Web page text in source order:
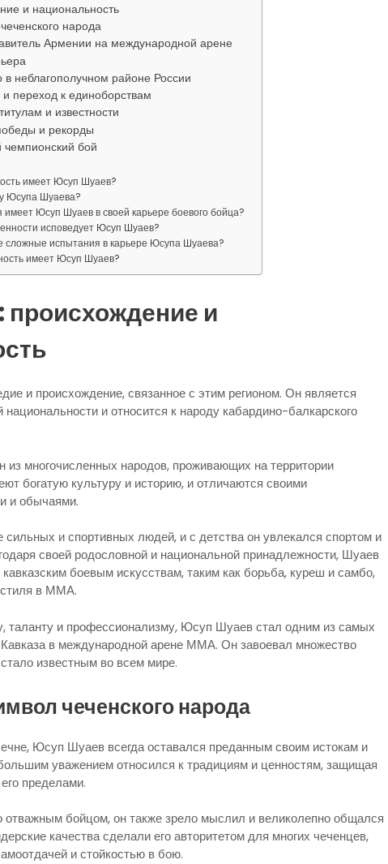
и национальность
народа
Армении на международной арене
неблагополучном районе России
переход к единоборствам
и известности
и рекорды
бой
имеет Юсуп Шуаев?
Юсупа Шуаева?
имеет Юсуп Шуаев в своей карьере боевого бойца?
исповедует Юсуп Шуаев?
сложные испытания в карьере Юсупа Шуаева?
имеет Юсуп Шуаев?
и
и происхождение, связанное с этим регионом. Он является
национальности и относится к народу кабардино-балкарского
многочисленных народов, проживающих на территории
богатую культуру и историю, и отличаются своими
и обычаями.
и спортивных людей, и с детства он увлекался спортом и
своей родословной и национальной принадлежности, Шуаев
боевым искусствам, таким как борьба, куреш и самбо,
стиля в ММА.
таланту и профессионализму, Юсуп Шуаев стал одним из самых
в международной арене ММА. Он завоевал множество
известным во всем мире.
чеченского народа
Юсуп Шуаев всегда оставался преданным своим истокам и
уважением относился к традициям и ценностям, защищая
пределами.
бойцом, он также зрело мыслил и великолепно общался
качества сделали его авторитетом для многих чеченцев,
и стойкостью в бою.